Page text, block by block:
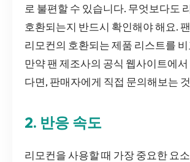
로 불편할 수 있습니다. 무엇보다도
호환되는지 반드시 확인해야 해요.
리모컨의 호환되는 제품 리스트를
만약 팬 제조사의 공식 웹사이트에
다면, 판매자에게 직접 문의해보는
2. 반응 속도
리모컨을 사용할 때 가장 중요한 요